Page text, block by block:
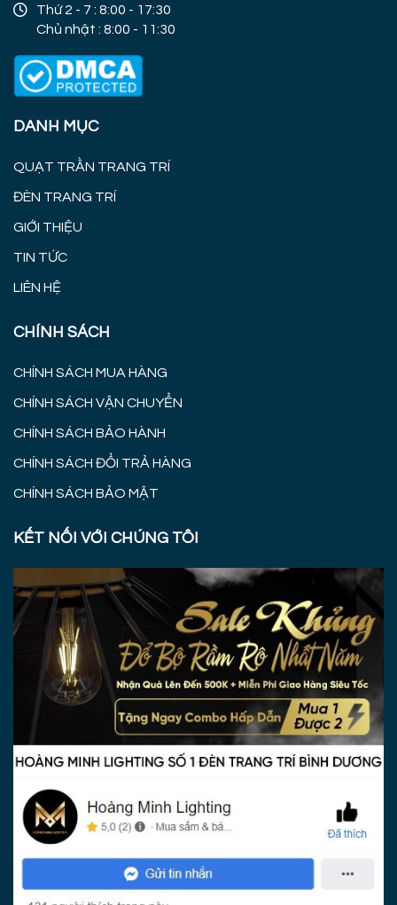
Thứ 2 - 7 : 8:00 - 17:30
Chủ nhật : 8:00 - 11:30
DANH MỤC
QUẠT TRẦN TRANG TRÍ
ĐÈN TRANG TRÍ
GIỚI THIỆU
TIN TỨC
LIÊN HỆ
CHÍNH SÁCH
CHÍNH SÁCH MUA HÀNG
CHÍNH SÁCH VẬN CHUYỂN
CHÍNH SÁCH BẢO HÀNH
CHÍNH SÁCH ĐỔI TRẢ HÀNG
CHÍNH SÁCH BẢO MẬT
KẾT NỐI VỚI CHÚNG TÔI